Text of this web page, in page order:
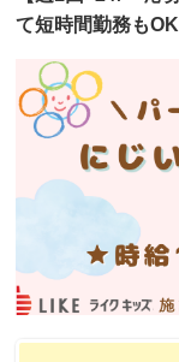
て短時間勤務も